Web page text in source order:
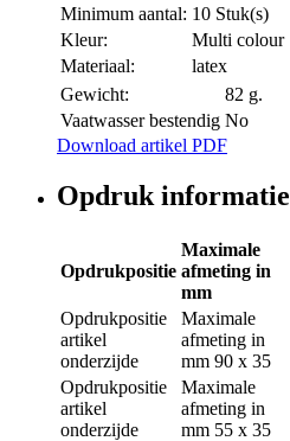
Minimum aantal: 10 Stuk(s)
Kleur:
Multi colour
Materiaal:
latex
Gewicht:
82 g.
Vaatwasser bestendig No
Download artikel PDF
Opdruk informatie
Opdrukpositie
Maximale
afmeting in
mm
Opdrukpositie
artikel
onderzijde
Maximale
afmeting in
mm 90 x 35
Opdrukpositie
artikel
onderzijde
Maximale
afmeting in
mm 55 x 35